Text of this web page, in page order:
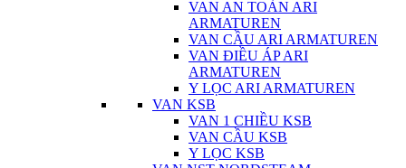
VAN AN TOÀN ARI
ARMATUREN
VAN CẦU ARI ARMATUREN
VAN ĐIỀU ÁP ARI
ARMATUREN
Y LỌC ARI ARMATUREN
VAN KSB
VAN 1 CHIỀU KSB
VAN CẦU KSB
Y LỌC KSB